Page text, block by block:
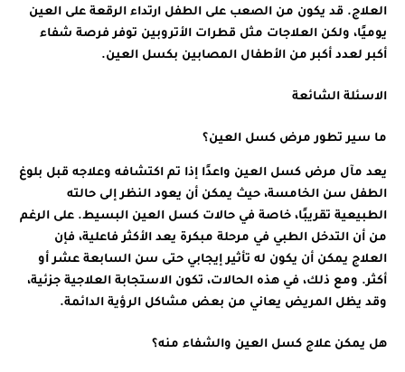
العلاج. قد يكون من الصعب على الطفل ارتداء الرقعة على العين
يوميًا، ولكن العلاجات مثل قطرات الأتروبين توفر فرصة شفاء
أكبر لعدد أكبر من الأطفال المصابين بكسل العين.
الاسئلة الشائعة
ما سير تطور مرض كسل العين؟
يعد مآل مرض كسل العين واعدًا إذا تم اكتشافه وعلاجه قبل بلوغ
الطفل سن الخامسة، حيث يمكن أن يعود النظر إلى حالته
الطبيعية تقريبًا، خاصة في حالات كسل العين البسيط. على الرغم
من أن التدخل الطبي في مرحلة مبكرة يعد الأكثر فاعلية، فإن
العلاج يمكن أن يكون له تأثير إيجابي حتى سن السابعة عشر أو
أكثر. ومع ذلك، في هذه الحالات، تكون الاستجابة العلاجية جزئية،
وقد يظل المريض يعاني من بعض مشاكل الرؤية الدائمة.
هل يمكن علاج كسل العين والشفاء منه؟